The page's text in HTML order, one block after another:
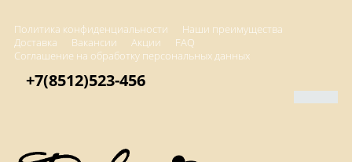
Политика конфиденциальности
Наши преимущества
Доставка
Вакансии Акции
FAQ
Соглашение на обработку персональных данных
+7(8512)523-456